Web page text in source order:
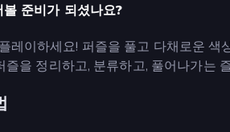
준비가 되셨나요?
레이하세요! 퍼즐을 풀고 다채로운
즐을 정리하고, 분류하고, 풀어나가는